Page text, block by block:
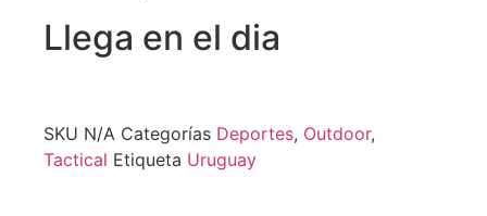
Llega en el dia
SKU N/A Categorías Deportes, Outdoor,
Tactical Etiqueta Uruguay